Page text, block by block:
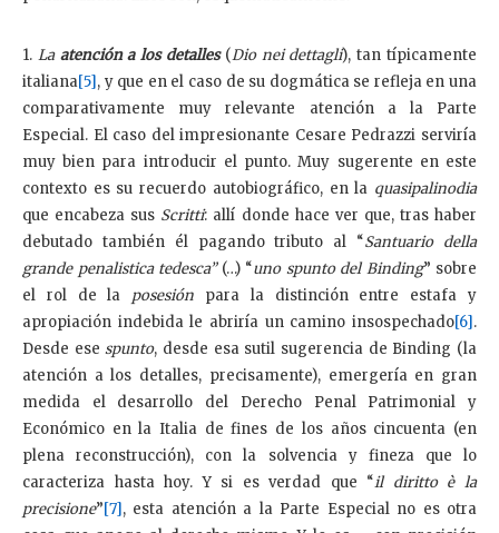
1. La atención a los detalles(Dio nei dettagli), tan típicamente
italiana[5], y que en el caso de su dogmática se refleja en una
comparativamente muy relevante atención a la Parte
Especial. El caso del impresionante Cesare Pedrazzi serviría
muy bien para introducir el punto. Muy sugerente en este
contexto es su recuerdo autobiográfico, en la quasipalinodia
que encabeza sus Scritti: allí donde hace ver que, tras haber
debutado también él pagando tributo al “Santuario della
grande penalistica tedesca”(…) “uno spunto del Binding” sobre
el rol de la posesión para la distinción entre estafa y
apropiación indebida le abriría un camino insospechado[6].
Desde esespunto, desde esa sutil sugerencia de Binding (la
atención a los detalles, precisamente), emergería en gran
medida el desarrollo del Derecho Penal Patrimonial y
Económico en la Italia de fines de los años cincuenta (en
plena reconstrucción), con la solvencia y fineza que lo
caracteriza hasta hoy. Y si es verdad que “il diritto è la
precisione”[7], esta atención a la Parte Especial no es otra